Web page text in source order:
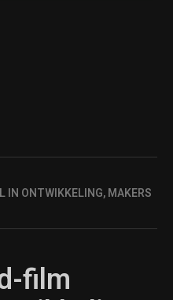
IN ONTWIKKELING, MAKERS
film